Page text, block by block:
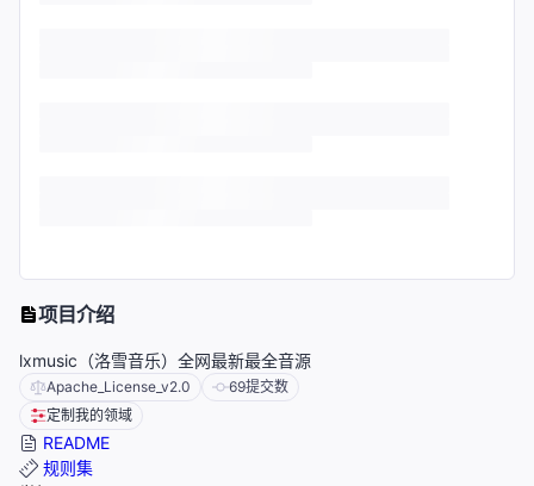
项目介绍
lxmusic（洛雪音乐）全网最新最全音源
Apache_License_v2.0 69提交数
定制我的领域
README
规则集